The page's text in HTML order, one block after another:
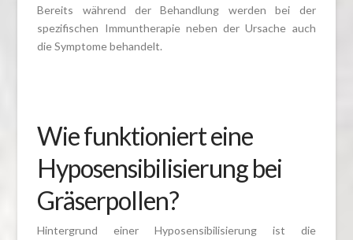
Bereits während der Behandlung werden bei der
spezifischen Immuntherapie neben der Ursache auch
die Symptome behandelt.
Wie funktioniert eine
Hyposensibilisierung bei
Gräserpollen?
Hintergrund einer Hyposensibilisierung ist die